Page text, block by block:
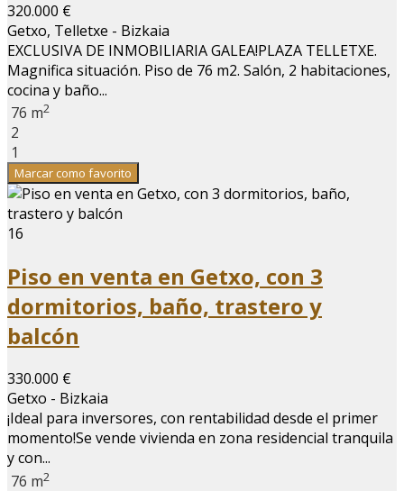
320.000 €
Getxo, Telletxe - Bizkaia
EXCLUSIVA DE INMOBILIARIA GALEA!PLAZA TELLETXE.
Magnifica situación. Piso de 76 m2. Salón, 2 habitaciones,
cocina y baño...
76 m2
2
1
Marcar como favorito
16
Piso en venta en Getxo, con 3
dormitorios, baño, trastero y
balcón
330.000 €
Getxo - Bizkaia
¡Ideal para inversores, con rentabilidad desde el primer
momento!Se vende vivienda en zona residencial tranquila
y con...
76 m2